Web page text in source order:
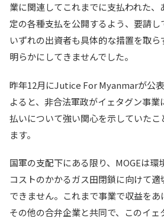
業に関連してこれまでに支払われた
定の各種支払を公開するよう、要請し
いずれの出資者も具体的な措置を取ら
明らかにしてきませんでした。
昨年12月にJutice For Myanmarが公
よると、非合法軍政がイェタグン事業
払いについて強い関心を示していたこ
ます。
国軍の支配下にある限り、MOGEは環
コストのかかるガス田閉鎖に向けて
できません。これまで事業で収益を
その他の合弁企業と共同で、このイ